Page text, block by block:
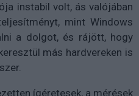
instabil volt, ás valójában
mint Windows
a dolgot, és rájött, hogy
más hardvereken is
ígéretesek, a mérések